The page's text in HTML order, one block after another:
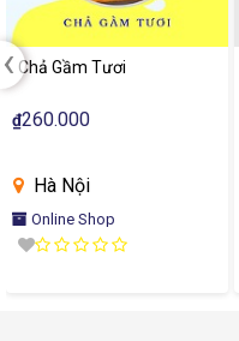
Chả Gầm Tươi
₫260.000
Hà Nội
Online Shop
‹